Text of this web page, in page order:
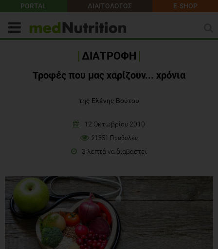
PORTAL ΔΙΑΙΤΟΛΟΓΟΣ E-SHOP
ΔΙΑΤΡΟΦΗ
Τροφές που μας χαρίζουν... χρόνια
της Ελένης Βούτου
12 Οκτωβρίου 2010
21351 Προβολές
3 λεπτά να διαβαστεί